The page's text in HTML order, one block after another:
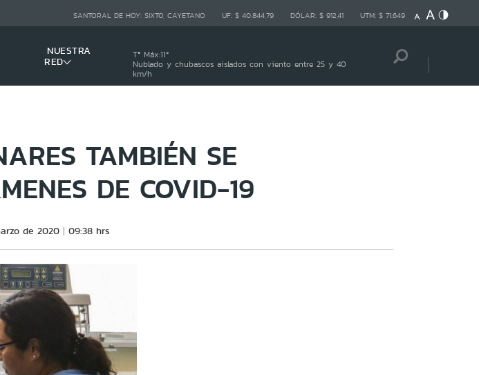
SANTORAL DE HOY: SIXTO, CAYETANO UF: $ 40.844,79 DÓLAR: $ 912,41 UTM: $ 71.649
NUESTRA
RED
Tª Máx:11º
Nublado y chubascos aislados con viento entre 25 y 40
km/h
TAMBIÉN SE
DE COVID-19
de 2020 09:38 hrs